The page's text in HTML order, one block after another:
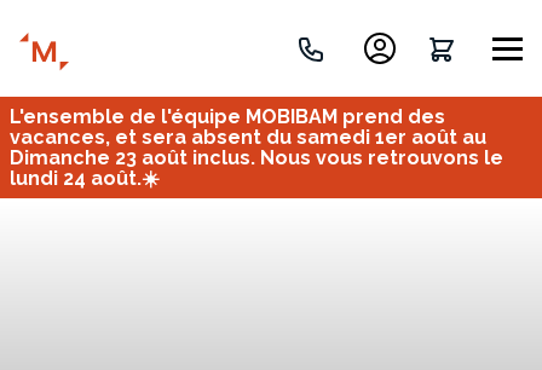
Créez votre projet de A à Z
L'ensemble de l'équipe MOBIBAM prend des
vacances, et sera absent du samedi 1er août au
Dimanche 23 août inclus. Nous vous retrouvons le
lundi 24 août.☀️